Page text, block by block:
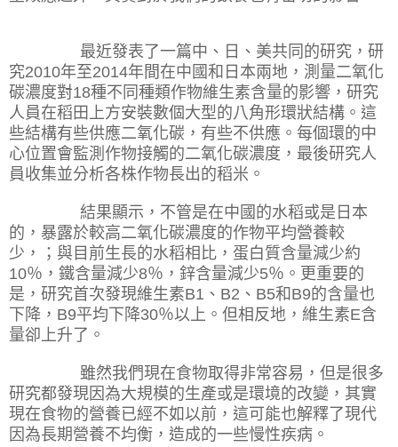
最近發表了一篇中、日、美共同的研究，研
究2010年至2014年間在中國和日本兩地，測量二氧化
碳濃度對18種不同種類作物維生素含量的影響，研究
人員在稻田上方安裝數個大型的八角形環狀結構。這
些結構有些供應二氧化碳，有些不供應。每個環的中
心位置會監測作物接觸的二氧化碳濃度，最後研究人
員收集並分析各株作物長出的稻米。
結果顯示，不管是在中國的水稻或是日本
的，暴露於較高二氧化碳濃度的作物平均營養較
少，；與目前生長的水稻相比，蛋白質含量減少約
10％，鐵含量減少8％，鋅含量減少5％。更重要的
是，研究首次發現維生素B1 、 B2 、 B5和 B9的含量也
下降， B9平均下降30％以上。但相反地，維生素E含
量卻上升了。
雖然我們現在食物取得非常容易，但是很多
研究都發現因為大規模的生產或是環境的改變，其實
現在食物的營養已經不如以前，這可能也解釋了現代
因為長期營養不均衡，造成的一些慢性疾病。